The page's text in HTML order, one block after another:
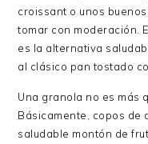
croissant o unos
tomar con moderación.
es la alternativa
al clásico pan tostado
Una granola no es más
Básicamente, copos de
saludable montón de